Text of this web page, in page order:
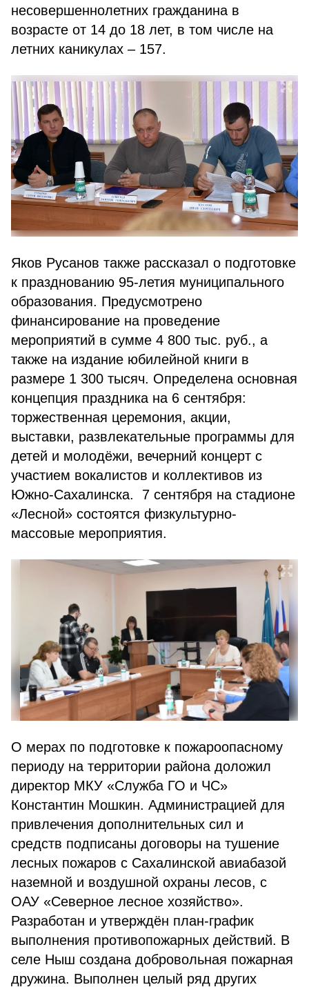
несовершеннолетних гражданина в
возрасте от 14 до 18 лет, в том числе на
летних каникулах – 157.
Яков Русанов также рассказал о подготовке
к празднованию 95-летия муниципального
образования. Предусмотрено
финансирование на проведение
мероприятий в сумме 4 800 тыс. руб., а
также на издание юбилейной книги в
размере 1 300 тысяч. Определена основная
концепция праздника на 6 сентября:
торжественная церемония, акции,
выставки, развлекательные программы для
детей и молодёжи, вечерний концерт с
участием вокалистов и коллективов из
Южно-Сахалинска. 7 сентября на стадионе
«Лесной» состоятся физкультурно-
массовые мероприятия.
О мерах по подготовке к пожароопасному
периоду на территории района доложил
директор МКУ «Служба ГО и ЧС»
Константин Мошкин. Администрацией для
привлечения дополнительных сил и
средств подписаны договоры на тушение
лесных пожаров с Сахалинской авиабазой
наземной и воздушной охраны лесов, с
ОАУ «Северное лесное хозяйство».
Разработан и утверждён план-график
выполнения противопожарных действий. В
селе Ныш создана добровольная пожарная
дружина. Выполнен целый ряд других